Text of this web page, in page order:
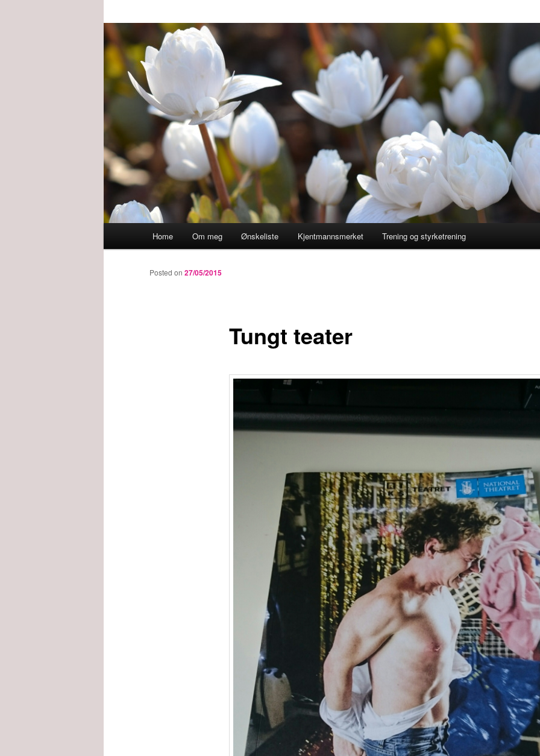
Home Om meg Ønskeliste Kjentmannsmerket Trening og styrketrening
Tungt teater
Posted on 27/05/2015